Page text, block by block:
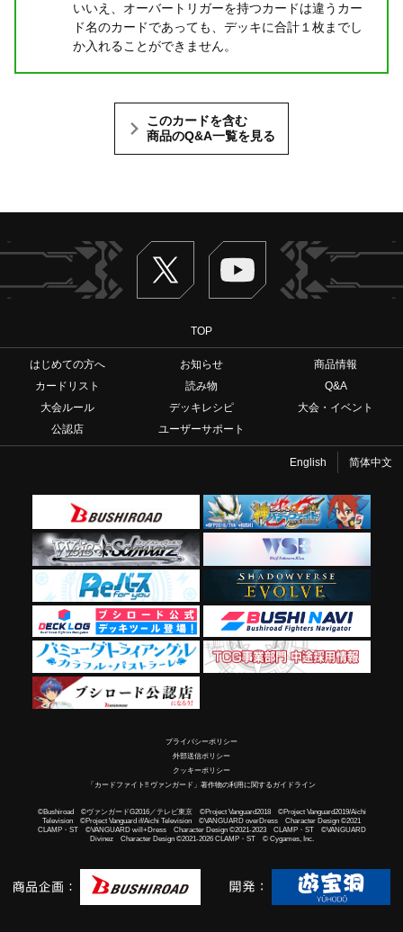
いいえ、オーバートリガーを持つカードは違うカー
ド名のカードであっても、デッキに合計１枚までし
か入れることができません。
このカードを含む
商品のQ&A一覧を見る
Twitter ヴァンガードch
TOP
はじめての方へ お知らせ
商品情報
カードリスト
読み物
Q&A
大会ルール
デッキレシピ
大会・イベント
公認店
ユーザーサポート
English 简体中文
プライバシーポリシー
外部送信ポリシー
クッキーポリシー
「カードファイト!! ヴァンガード」著作物の利用に関するガイドライン
©Bushiroad ©ヴァンガードG2016／テレビ東京 ©Project Vanguard2018 ©Project Vanguard2019/Aichi
Television ©Project Vanguard if/Aichi Television ©VANGUARD overDress Character Design ©2021
CLAMP・ST ©VANGUARD will+Dress Character Design ©2021-2023 CLAMP・ST ©VANGUARD
Divinez Character Design ©2021-2026 CLAMP・ST © Cygames, Inc.